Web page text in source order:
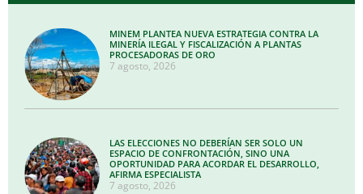
MINEM PLANTEA NUEVA ESTRATEGIA CONTRA LA
MINERÍA ILEGAL Y FISCALIZACIÓN A PLANTAS
PROCESADORAS DE ORO
7 agosto, 2026
LAS ELECCIONES NO DEBERÍAN SER SOLO UN
ESPACIO DE CONFRONTACIÓN, SINO UNA
OPORTUNIDAD PARA ACORDAR EL DESARROLLO,
AFIRMA ESPECIALISTA
7 agosto, 2026